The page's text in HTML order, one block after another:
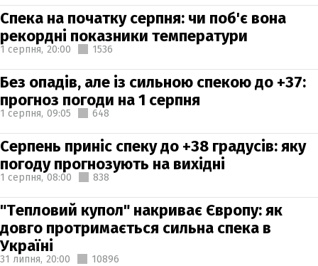
Спека на початку серпня: чи поб'є вона
рекордні показники температури
1 серпня, 20:00 1536
Без опадів, але із сильною спекою до +37:
прогноз погоди на 1 серпня
1 серпня, 09:05 648
Серпень приніс спеку до +38 градусів: яку
погоду прогнозують на вихідні
1 серпня, 08:00 838
"Тепловий купол" накриває Європу: як
довго протримається сильна спека в
Україні
31 липня, 20:00 10896